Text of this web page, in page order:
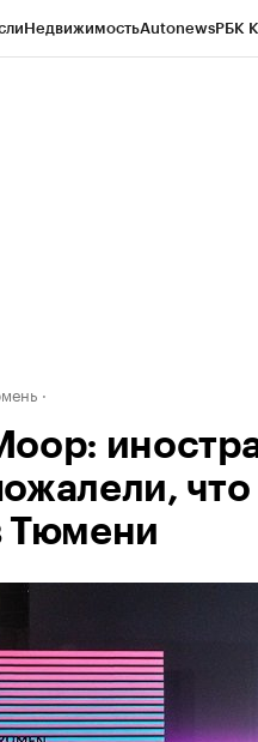
НедвижимостьAutonewsРБК
Тюмени